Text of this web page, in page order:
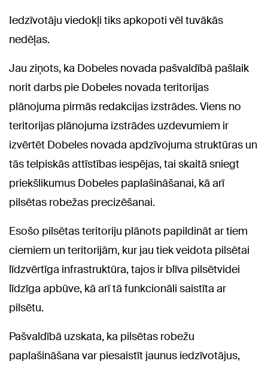
Iedzīvotāju viedokļi tiks apkopoti vēl tuvākās
nedēļas.
Jau ziņots, ka Dobeles novada pašvaldībā pašlaik
norit darbs pie Dobeles novada teritorijas
plānojuma pirmās redakcijas izstrādes. Viens no
teritorijas plānojuma izstrādes uzdevumiem ir
izvērtēt Dobeles novada apdzīvojuma struktūras un
tās telpiskās attīstības iespējas, tai skaitā sniegt
priekšlikumus Dobeles paplašināšanai, kā arī
pilsētas robežas precizēšanai.
Esošo pilsētas teritoriju plānots papildināt ar tiem
ciemiem un teritorijām, kur jau tiek veidota pilsētai
līdzvērtīga infrastruktūra, tajos ir blīva pilsētvidei
līdzīga apbūve, kā arī tā funkcionāli saistīta ar
pilsētu.
Pašvaldībā uzskata, ka pilsētas robežu
paplašināšana var piesaistīt jaunus iedzīvotājus,